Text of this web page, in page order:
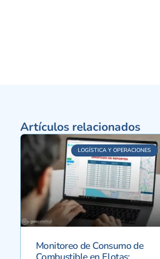
Artículos relacionados
LOGÍSTICA Y OPERACIONES
Monitoreo de Consumo de